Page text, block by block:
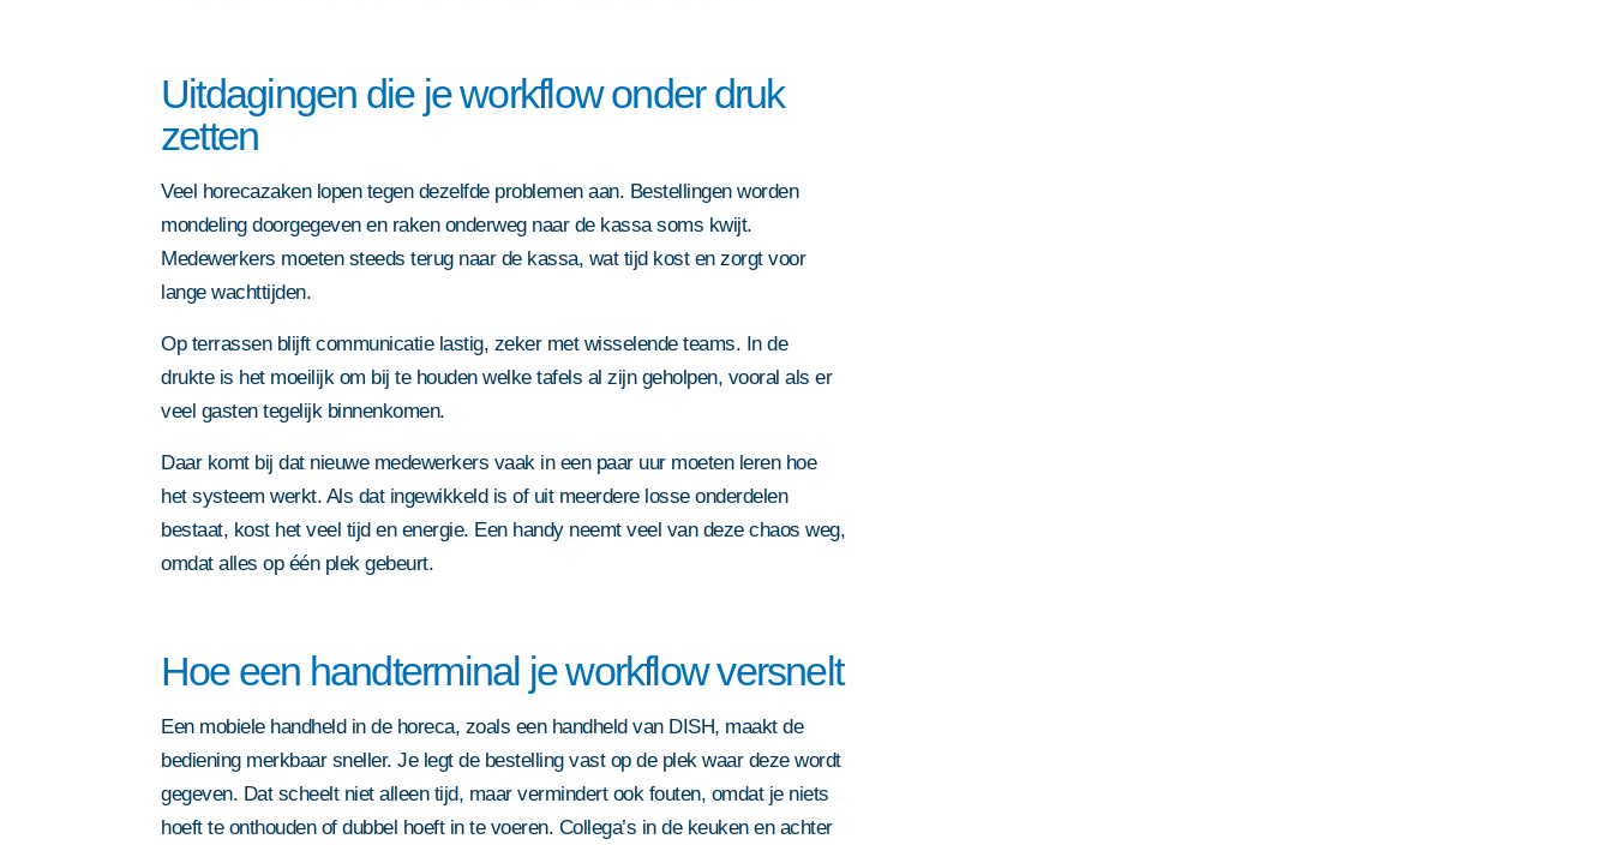
Eijsink staat voor je klaar
Sjoerd of een van onze adviseurs helpt je graag. Vul ons contactformulier in
Door dit formulier in te dienen ga je akkoord met onze
Eijsink staat voor je klaar
Door dit formulier in te dienen ga je akkoord met onze
reCAPTCHA; het
privacybeleid en de
servicevoorwaarden van Google zijn van toepassing. Whitepaper
Vul hier je contactgegevens in en je ontvangt de gratis whitepaper in je
Door dit formulier in te dienen ga je akkoord met onze
Slimme oplossingen voor multi-
locaties
Door dit formulier in te dienen ga je akkoord met onze
Eijsink brochure
Door dit formulier in te dienen ga je akkoord met onze
Bestel nu jouw Instapkassa kassa en
Uitdagingen die je workflow onder druk
zetten
Veel horecazaken lopen tegen dezelfde problemen aan. Bestellingen worden
mondeling doorgegeven en raken onderweg naar de kassa soms kwijt.
Medewerkers moeten steeds terug naar de kassa, wat tijd kost en zorgt voor
lange wachttijden.
Op terrassen blijft communicatie lastig, zeker met wisselende teams. In de
drukte is het moeilijk om bij te houden welke tafels al zijn geholpen, vooral als er
veel gasten tegelijk binnenkomen.
Daar komt bij dat nieuwe medewerkers vaak in een paar uur moeten leren hoe
het systeem werkt. Als dat ingewikkeld is of uit meerdere losse onderdelen
bestaat, kost het veel tijd en energie. Een handy neemt veel van deze chaos weg,
omdat alles op één plek gebeurt.
Hoe een handterminal je workflow versnelt
Een mobiele handheld in de horeca, zoals een handheld van DISH, maakt de
bediening merkbaar sneller. Je legt de bestelling vast op de plek waar deze wordt
gegeven. Dat scheelt niet alleen tijd, maar vermindert ook fouten, omdat je niets
hoeft te onthouden of dubbel hoeft in te voeren. Collega’s in de keuken en achter